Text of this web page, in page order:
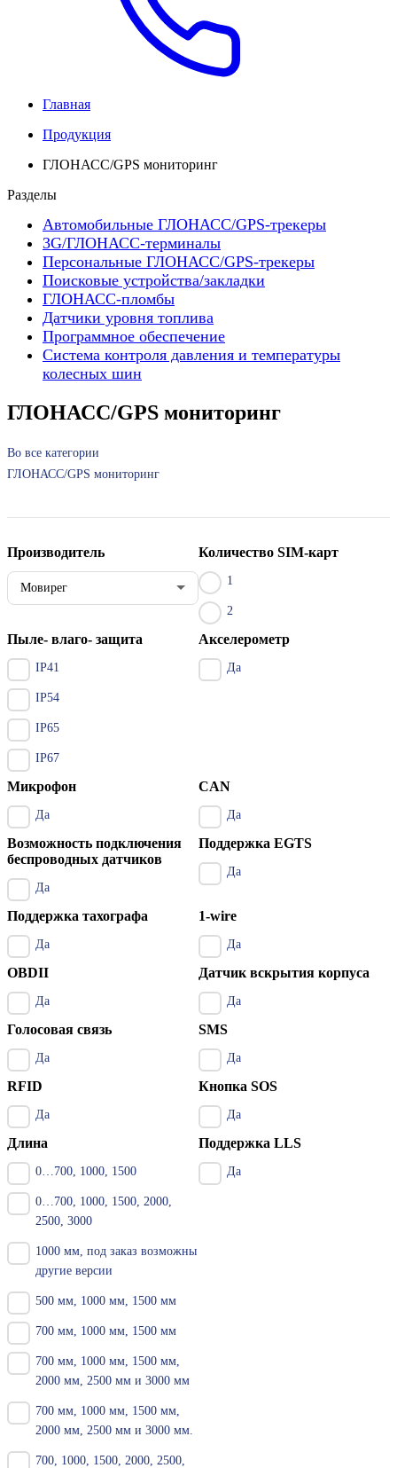
Главная
Продукция
ГЛОНАСС/GPS мониторинг
Разделы
Автомобильные ГЛОНАСС/GPS-трекеры
3G/ГЛОНАСС-терминалы
Персональные ГЛОНАСС/GPS-трекеры
Поисковые устройства/закладки
ГЛОНАСС-пломбы
Датчики уровня топлива
Программное обеспечение
Система контроля давления и температуры
колесных шин
ГЛОНАСС/GPS мониторинг
Во все категории
ГЛОНАСС/GPS мониторинг
Производитель
Мовирег
Количество SIM-карт
1
2
Пыле- влаго- защита
IP41
IP54
IP65
IP67
Акселерометр
Да
Микрофон
Да
CAN
Да
Возможность подключения
беспроводных датчиков
Да
Поддержка EGTS
Да
Поддержка тахографа
Да
1-wire
Да
OBDII
Да
Датчик вскрытия корпуса
Да
Голосовая связь
Да
SMS
Да
RFID
Да
Кнопка SOS
Да
Длина
0…700, 1000, 1500
0…700, 1000, 1500, 2000,
2500, 3000
1000 мм, под заказ возможны
другие версии
500 мм, 1000 мм, 1500 мм
700 мм, 1000 мм, 1500 мм
700 мм, 1000 мм, 1500 мм,
2000 мм, 2500 мм и 3000 мм
700 мм, 1000 мм, 1500 мм,
2000 мм, 2500 мм и 3000 мм.
700, 1000, 1500, 2000, 2500,
Поддержка LLS
Да